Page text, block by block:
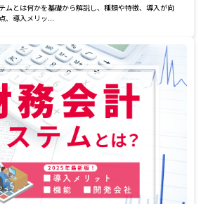
ムとは何かを基礎から解説し、種類や特徴、導入が向
、導入メリッ...